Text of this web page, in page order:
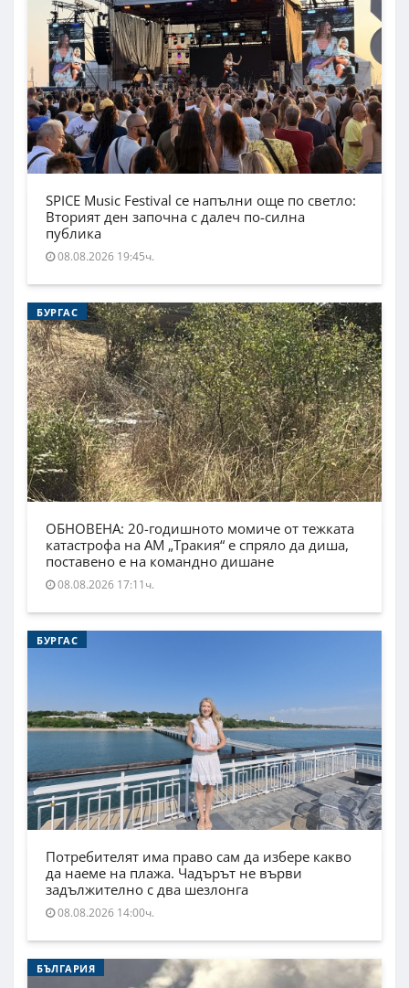
SPICE Music Festival се напълни още по светло:
Вторият ден започна с далеч по-силна
публика
08.08.2026 19:45ч.
БУРГАС
ОБНОВЕНА: 20-годишното момиче от тежката
катастрофа на АМ „Тракия“ е спряло да диша,
поставено е на командно дишане
08.08.2026 17:11ч.
БУРГАС
Потребителят има право сам да избере какво
да наеме на плажа. Чадърът не върви
задължително с два шезлонга
08.08.2026 14:00ч.
БЪЛГАРИЯ